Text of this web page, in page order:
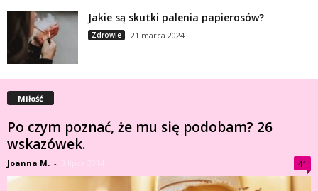
Jakie są skutki palenia papierosów?
Zdrowie 21 marca 2024
Miłość
Po czym poznać, że mu się podobam? 26
wskazówek.
Joanna M. - 41